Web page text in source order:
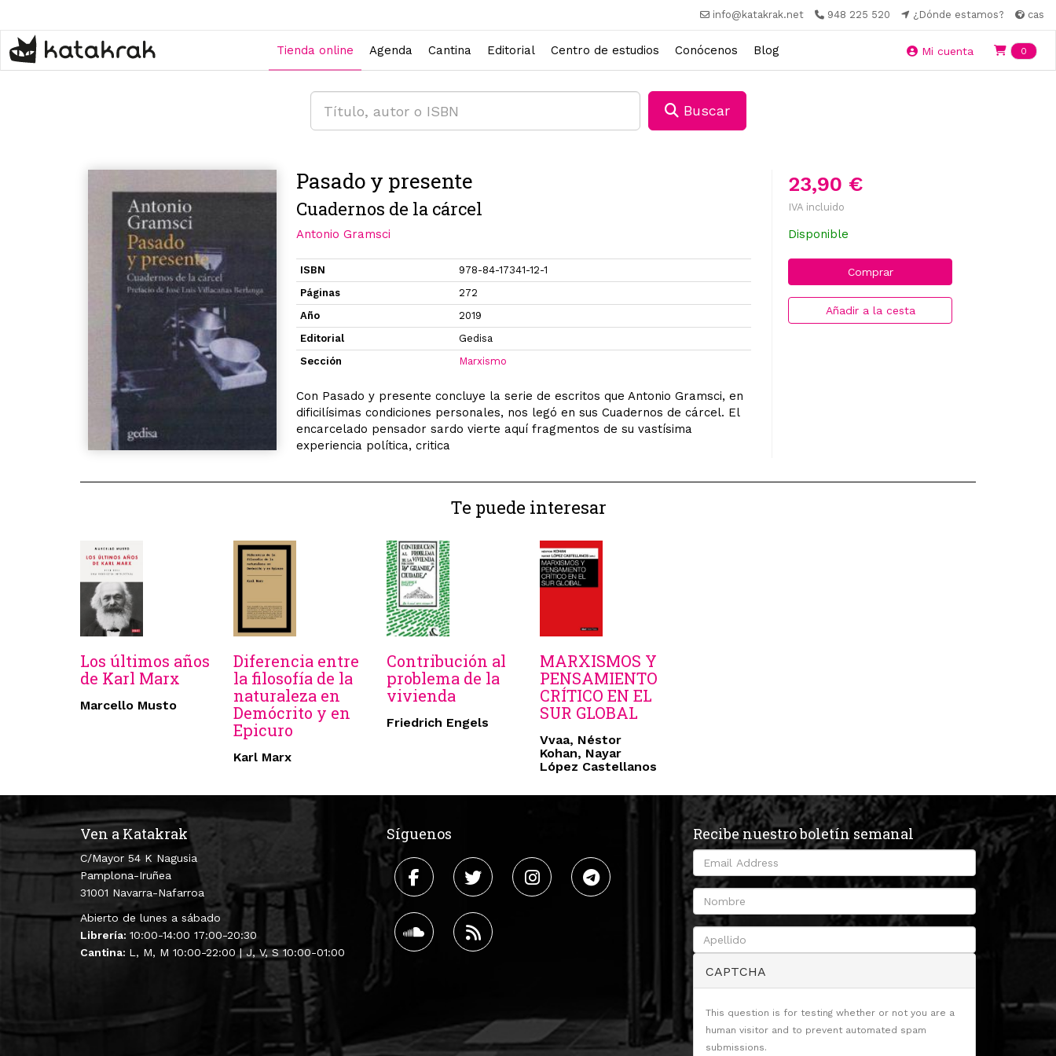
contenido
principal
info@katakrak.net 948 225 520 ¿Dónde estamos? cas
Tienda online Agenda Cantina Editorial Centro de estudios Conócenos Blog Mi cuenta 0
Buscar
23,90 €
IVA incluido
Disponible
Comprar
Añadir a la cesta
Pasado y presente
Cuadernos de la cárcel
Antonio Gramsci
ISBN
978-84-17341-12-1
Páginas
272
Año
2019
Editorial
Gedisa
Sección
Marxismo
Con Pasado y presente concluye la serie de escritos que Antonio Gramsci, en
dificilísimas condiciones personales, nos legó en sus Cuadernos de cárcel. El
encarcelado pensador sardo vierte aquí fragmentos de su vastísima
experiencia política, critica
Te puede interesar
Los últimos años
de Karl Marx
Marcello Musto
Diferencia entre
la filosofía de la
naturaleza en
Demócrito y en
Epicuro
Karl Marx
Contribución al
problema de la
vivienda
Friedrich Engels
MARXISMOS Y
PENSAMIENTO
CRÍTICO EN EL
SUR GLOBAL
Vvaa, Néstor
Kohan, Nayar
López Castellanos
Ven a Katakrak
C/Mayor 54 K Nagusia
Pamplona-Iruñea
31001 Navarra-Nafarroa
Abierto de lunes a sábado
Librería: 10:00-14:00 17:00-20:30
Cantina: L, M, M 10:00-22:00 | J, V, S 10:00-01:00
Síguenos Recibe nuestro boletín semanal
CAPTCHA
This question is for testing whether or not you are a
human visitor and to prevent automated spam
submissions.